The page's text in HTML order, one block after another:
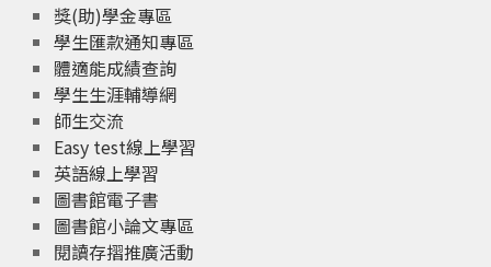
獎(助)學金專區
學生匯款通知專區
體適能成績查詢
學生生涯輔導網
師生交流
Easy test線上學習
英語線上學習
圖書館電子書
圖書館小論文專區
閱讀存摺推廣活動